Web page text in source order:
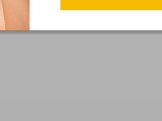
al paziente
XVII) Sicurezza sul lavoro e rischio biologico, chimico e fisico in ambito sanitario